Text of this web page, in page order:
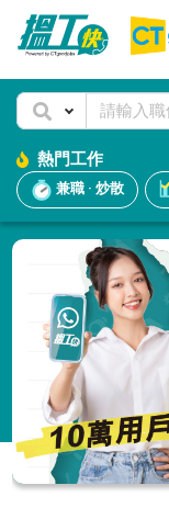
熱門工作
兼職 · 炒散